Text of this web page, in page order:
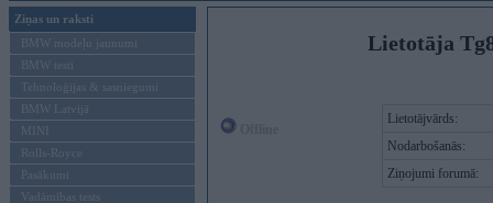
Ziņas un raksti
BMW modeļu jaunumi
BMW testi
Tehnoloģijas & sasniegumi
BMW Latvijā
MINI
Rolls-Royce
Pasākumi
Vadāmības tests
Lietotāja
Lietotājvārds:
Nodarbošanās:
Ziņojumi forumā: